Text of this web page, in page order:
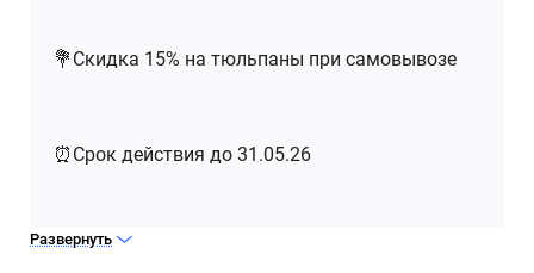
💐Скидка 15% на тюльпаны при самовывозе
⏰Срок действия до 31.05.26
Подробнее в разделе Акции
Развернуть